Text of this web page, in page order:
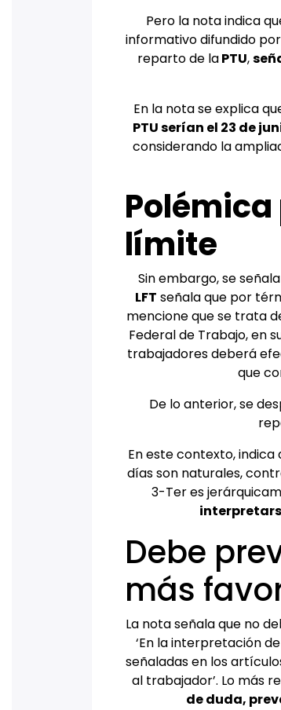
Pero la nota indica
informativo difundido
reparto de laPTU,
En la nota se explica
PTU serían el 23 de
considerando la
límite
Sin embargo, se
LFT señala que por
mencione que se trata
Federal de Trabajo, en
trabajadores deberá
que
De lo anterior, se
En este contexto, indica
días son naturales,
3-Ter es
Debe
más
La nota señala que no
‘En la interpretación
señaladas en los
al trabajador’. Lo más
de duda,